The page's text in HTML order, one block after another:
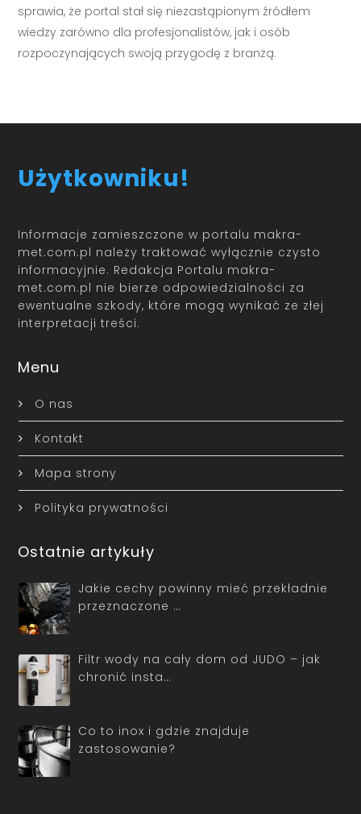
sprawia, że portal stał się niezastąpionym źródłem
wiedzy zarówno dla profesjonalistów, jak i osób
rozpoczynających swoją przygodę z branżą.
Użytkowniku!
Informacje zamieszczone w portalu makra-
met.com.pl należy traktować wyłącznie czysto
informacyjnie. Redakcja Portalu makra-
met.com.pl nie bierze odpowiedzialności za
ewentualne szkody, które mogą wynikać ze złej
interpretacji treści.
Menu
O nas
Kontakt
Mapa strony
Polityka prywatności
Ostatnie artykuły
Jakie cechy powinny mieć przekładnie
przeznaczone …
Filtr wody na cały dom od JUDO – jak
chronić insta…
Co to inox i gdzie znajduje
zastosowanie?